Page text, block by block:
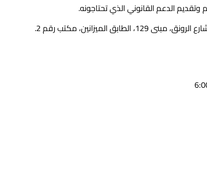
الدعم القانوني الذي تحتاجونه.